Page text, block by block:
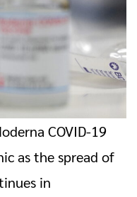
COVID-19
as the spread of
in